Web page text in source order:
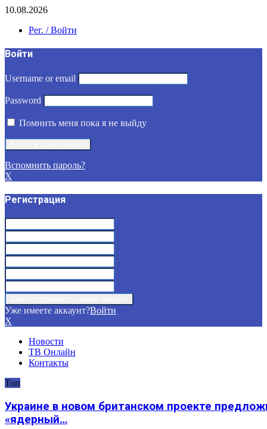
10.08.2026
Рег. / Войти
Войти
Username or email
Password
Помнить меня пока я не выйду
Вспомнить пароль?
X
Регистрация
Уже имеете аккаунт?Войти
X
Новости
ТВ Онлайн
Контакты
Топ
Украине в новом британском проекте
«ядерный…